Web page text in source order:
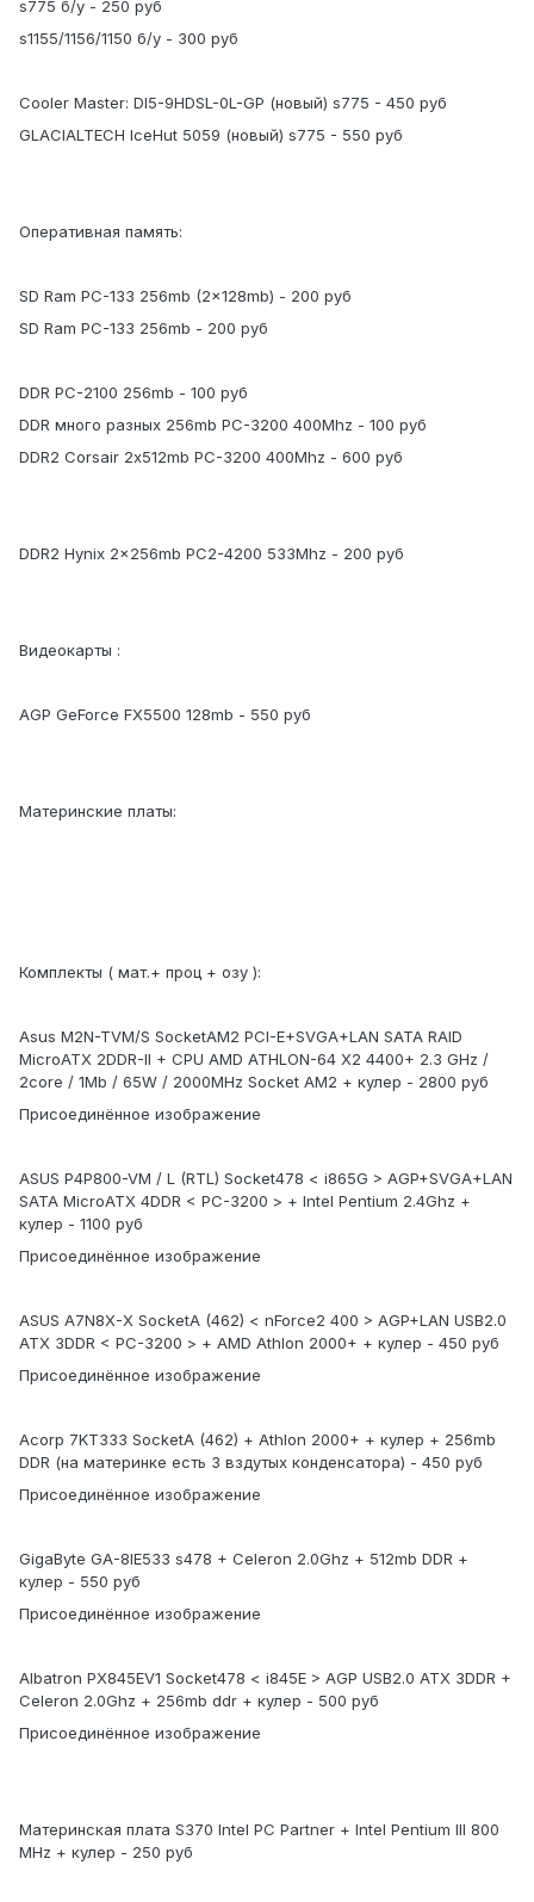
s775 б/у - 250 руб
s1155/1156/1150 б/у - 300 руб
Cooler Master: DI5-9HDSL-0L-GP (новый) s775 - 450 руб
GLACIALTECH IceHut 5059 (новый) s775 - 550 руб
Оперативная память:
SD Ram PC-133 256mb (2x128mb) - 200 руб
SD Ram PC-133 256mb - 200 руб
DDR PC-2100 256mb - 100 руб
DDR много разных 256mb PC-3200 400Mhz - 100 руб
DDR2 Corsair 2х512mb PC-3200 400Mhz - 600 руб
DDR2 Hynix 2x256mb PC2-4200 533Mhz - 200 руб
Видеокарты :
AGP GeForce FX5500 128mb - 550 руб
Материнские платы:
Комплекты ( мат.+ проц + озу ):
Asus M2N-TVM/S SocketAM2 PCI-E+SVGA+LAN SATA RAID
MicroATX 2DDR-II + CPU AMD ATHLON-64 X2 4400+ 2.3 GHz /
2core / 1Mb / 65W / 2000MHz Socket AM2 + кулер - 2800 руб
Присоединённое изображение
ASUS P4P800-VM / L (RTL) Socket478 < i865G > AGP+SVGA+LAN
SATA MicroATX 4DDR < PC-3200 > + Intel Pentium 2.4Ghz +
кулер - 1100 руб
Присоединённое изображение
ASUS A7N8X-X SocketA (462) < nForce2 400 > AGP+LAN USB2.0
ATX 3DDR < PC-3200 > + AMD Athlon 2000+ + кулер - 450 руб
Присоединённое изображение
Acorp 7KT333 SocketA (462) + Athlon 2000+ + кулер + 256mb
DDR (на материнке есть 3 вздутых конденсатора) - 450 руб
Присоединённое изображение
GigaByte GA-8IE533 s478 + Celeron 2.0Ghz + 512mb DDR +
кулер - 550 руб
Присоединённое изображение
Albatron PX845EV1 Socket478 < i845E > AGP USB2.0 ATX 3DDR +
Celeron 2.0Ghz + 256mb ddr + кулер - 500 руб
Присоединённое изображение
Материнская плата S370 Intel PC Partner + Intel Pentium III 800
MHz + кулер - 250 руб